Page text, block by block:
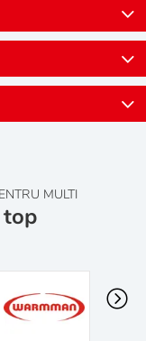
MULTI